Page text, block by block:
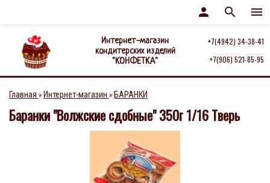
menu
search
person
Интернет-магазин
кондитерских изделий
"КОНФЕТКА"
+7(4942) 34-38-41
+7(906) 521-85-95
Главная » Интернет-магазин » БАРАНКИ
Баранки "Волжские сдобные" 350г 1/16 Тверь